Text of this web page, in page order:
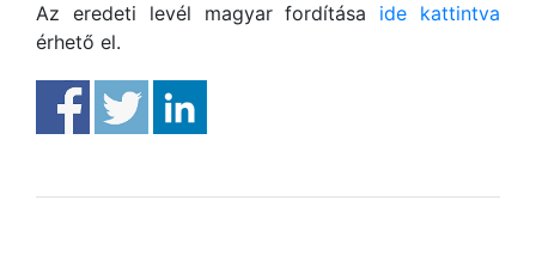
Az eredeti levél magyar fordítása ide kattintva
érhető el.